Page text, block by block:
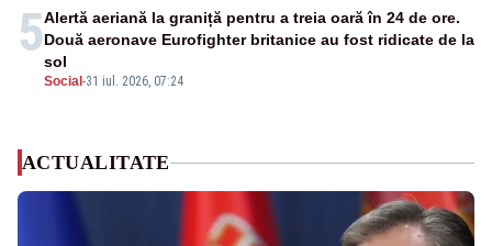
5
Social -31 iul. 2026, 07:24
Alertă aeriană la graniță pentru a treia oară în 24 de ore.
Două aeronave Eurofighter britanice au fost ridicate de la
sol
ACTUALITATE